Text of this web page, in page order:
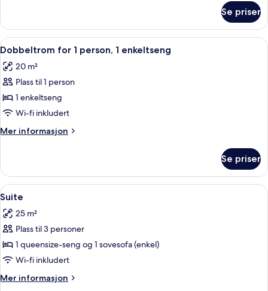
–
superior,
1
Se priser
Åpne
alle
bildene
av
Dobbeltrom
for
1
person,
enkeltseng
Minibar, safe på rommet,
8
Dobbeltrom for 1 person, 1 enkeltseng
20 m²
Plass til 1 person
1 enkeltseng
Wi-fi inkludert
Mer informasjon
Mer
for
person,
enkeltseng
Se priser
Åpne
alle
bildene
av
Suite
Suite | Minibar, safe på rommet,
8
Suite
25 m²
Plass til 3 personer
1 queensize-seng og 1 sovesofa (enkel)
Wi-fi inkludert
Mer informasjon
Mer